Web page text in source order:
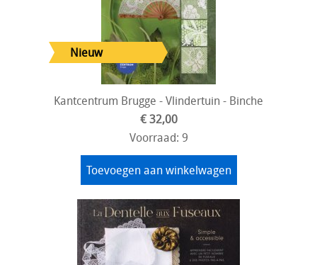
Kantcentrum Brugge - Vlindertuin - Binche
€ 32,00
Voorraad: 9
Toevoegen aan winkelwagen